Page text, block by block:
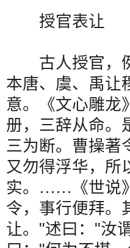
授官表让
古人授官，
本唐、虞、禹让
意。《文心雕龙
册，三辞从命。
三为断。曹操著
又勿得浮华，所
实。 …… 《世
令，事行便拜。
让。 "述曰： "汝